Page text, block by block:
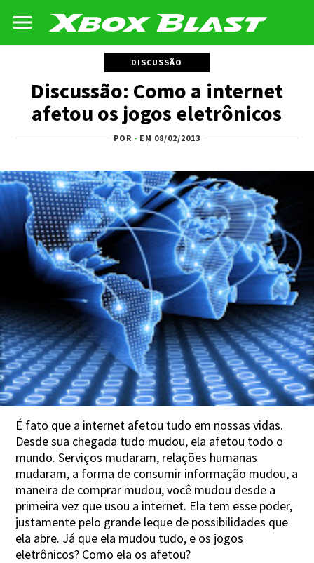
DISCUSSÃO
Discussão: Como a internet
afetou os jogos eletrônicos
POR - EM 08/02/2013
É fato que a internet afetou tudo em nossas vidas.
Desde sua chegada tudo mudou, ela afetou todo o
mundo. Serviços mudaram, relações humanas
mudaram, a forma de consumir informação mudou, a
maneira de comprar mudou, você mudou desde a
primeira vez que usou a internet. Ela tem esse poder,
justamente pelo grande leque de possibilidades que
ela abre. Já que ela mudou tudo, e os jogos
eletrônicos? Como ela os afetou?